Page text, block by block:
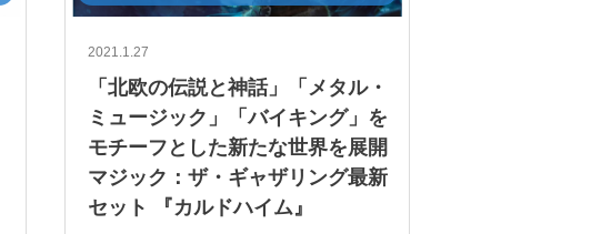
2021.1.27
「北欧の伝説と神話」「メタル・
ミュージック」「バイキング」を
モチーフとした新たな世界を展開
マジック：ザ・ギャザリング最新
セット 『カルドハイム』